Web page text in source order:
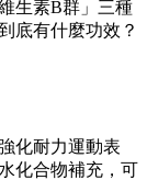
生素B群」三種
底有什麼功效？
化耐力運動表
化合物補充，可